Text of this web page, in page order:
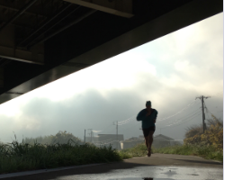
日本の「顧客との関係構
代が、いま始まっている。